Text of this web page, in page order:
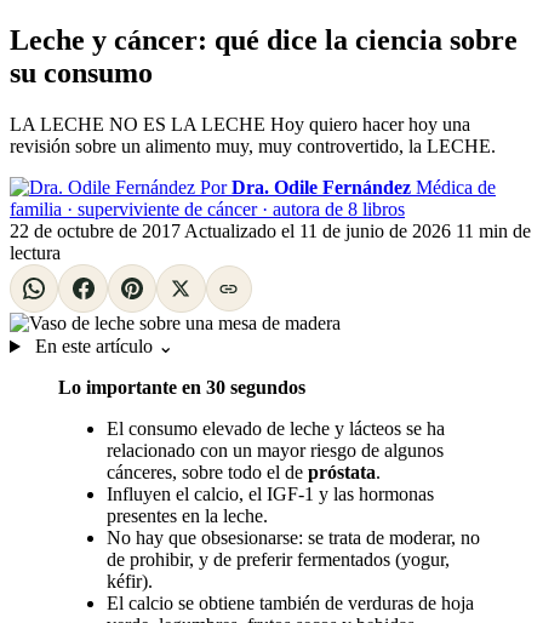
Leche y cáncer: qué dice la ciencia sobre
su consumo
LA LECHE NO ES LA LECHE Hoy quiero hacer hoy una
revisión sobre un alimento muy, muy controvertido, la LECHE.
Por Dra. Odile Fernández Médica de
familia · superviviente de cáncer · autora de 8 libros
22 de octubre de 2017 Actualizado el 11 de junio de 2026 11 min de
lectura
En este artículo ⌄
Lo importante en 30 segundos
El consumo elevado de leche y lácteos se ha
relacionado con un mayor riesgo de algunos
cánceres, sobre todo el de próstata.
Influyen el calcio, el IGF-1 y las hormonas
presentes en la leche.
No hay que obsesionarse: se trata de moderar, no
de prohibir, y de preferir fermentados (yogur,
kéfir).
El calcio se obtiene también de verduras de hoja